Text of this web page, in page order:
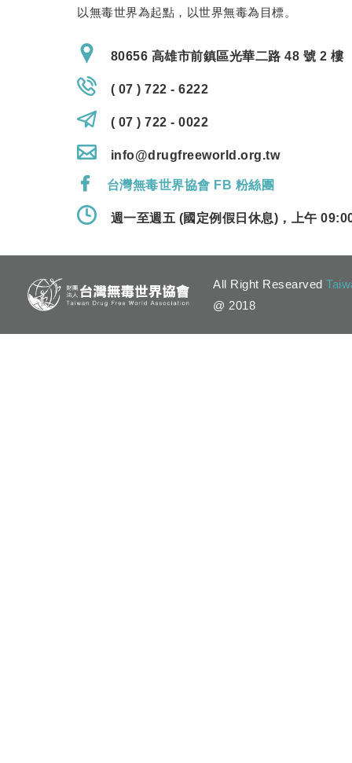
以無毒世界為起點，以世界無毒為目標。
80656 高雄市前鎮區光華二路 48 號 2 樓
( 07 ) 722 - 6222
( 07 ) 722 - 0022
info@drugfreeworld.org.tw
台灣無毒世界協會 FB 粉絲團
週一至週五 (國定例假日休息)，上午
All Right Researved
@ 2018